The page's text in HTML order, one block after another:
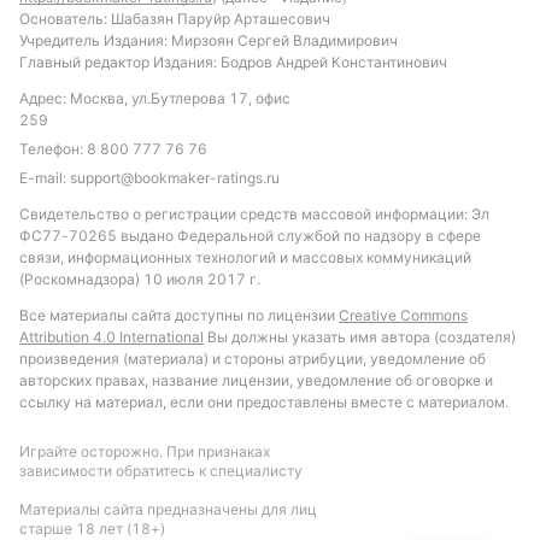
результативностью. Рекомендуется обратить
внимание на ставку с тоталом больше 1.5 голов,
учитывая общие показатели лиги и атакующий
потенциал хозяев. Также возможен вариант ставки
на победу Индепендиенте дел Валле с форой 0, что
учитывает их относительное преимущество в
последних играх.
Обновлено:
Екатерина Шишканова
Основатель: Шабазян Паруйр Арташесович
Учредитель Издания: Мирзоян Сергей Владимирович
Главный редактор Издания: Бодров Андрей Константинович
Адрес: Москва, ул.Бутлерова 17, офис
259
Телефон: 8 800 777 76 76
E-mail: support@bookmaker-ratings.ru
Свидетельство о регистрации средств массовой информации: Эл
ФС77-70265 выдано Федеральной службой по надзору в сфере
связи, информационных технологий и массовых коммуникаций
(Роскомнадзора) 10 июля 2017 г.
Все материалы сайта доступны по лицензии Creative Commons
Attribution 4.0 International Вы должны указать имя автора (создателя)
произведения (материала) и стороны атрибуции, уведомление об
авторских правах, название лицензии, уведомление об оговорке и
ссылку на материал, если они предоставлены вместе с материалом.
Играйте осторожно. При признаках
зависимости обратитесь к специалисту
Материалы сайта предназначены для лиц
старше 18 лет (18+)